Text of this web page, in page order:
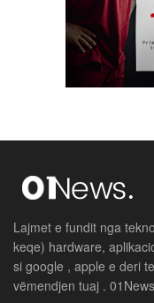
Lajmet e fundit nga
keqe) hardware,
si google , apple e deri
vëmendjen tuaj .